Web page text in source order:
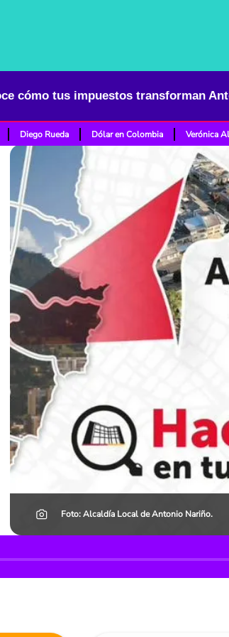
Diego Rueda Dólar en Colombia Verónica
Foto: Alcaldía Local de Antonio Nariño.